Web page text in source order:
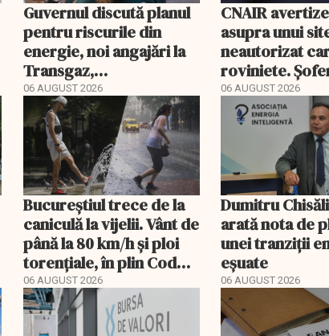
Guvernul discută planul
pentru riscurile din
energie, noi angajări la
Transgaz,
Transelectrica și
Hidroelectrica și
programul pentru di
06 AUGUST 2026
CNAIR
asupra unui
neautorizat
roviniete.
plăti și cu
06 AUGUST 2026
Bucureștiul trece de la
caniculă la vijelii. Vânt de
până la 80 km/h și ploi
torențiale, în plin Cod
portocaliu
06 AUGUST 2026
Dumitru
arată nota de
unei tranziții
eșuate
06 AUGUST 2026